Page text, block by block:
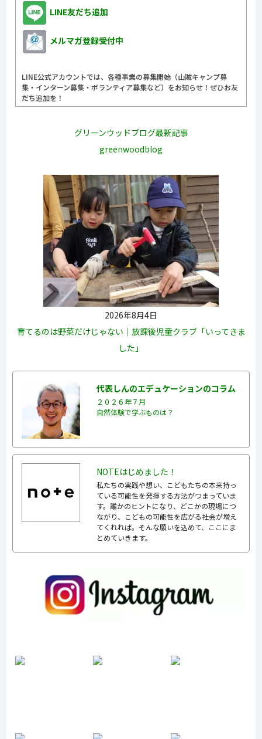
LINE友だち追加
メルマガ登録受付中
LINE公式アカウントでは、各種事業の募集開始（山賊キャンプ募
集・インターン募集・ボランティア募集など）をお知らせ！ぜひお友
だち追加を！
グリーンウッドブログ最新記事
greenwoodblog
2026年8月4日
育てるのは野菜だけじゃない｜放課後児童クラブ「いってきま
した」
代表しんのエデュケーションのコラム
２０２６年７月
自然体験で学ぶものは？
NOTEはじめました！
私たちの実践や想い、こどもたちの本来持っ
ている可能性を発揮する方法がつまっていま
す。誰かのヒントになり、どこかの現場につ
ながり、こどもの可能性を広がる社会が増え
てくれれば。そんな願いを込めて、ここにま
とめていきます。